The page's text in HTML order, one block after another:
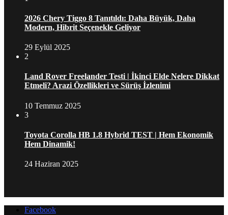
2026 Chery Tiggo 8 Tanıtıldı: Daha Büyük, Daha
Modern, Hibrit Seçenekle Geliyor
29 Eylül 2025
2
Land Rover Freelander Testi | İkinci Elde Nelere Dikkat
Etmeli? Arazi Özellikleri ve Sürüş İzlenimi
10 Temmuz 2025
3
Toyota Corolla HB 1.8 Hybrid TEST | Hem Ekonomik
Hem Dinamik!
24 Haziran 2025
Facebook